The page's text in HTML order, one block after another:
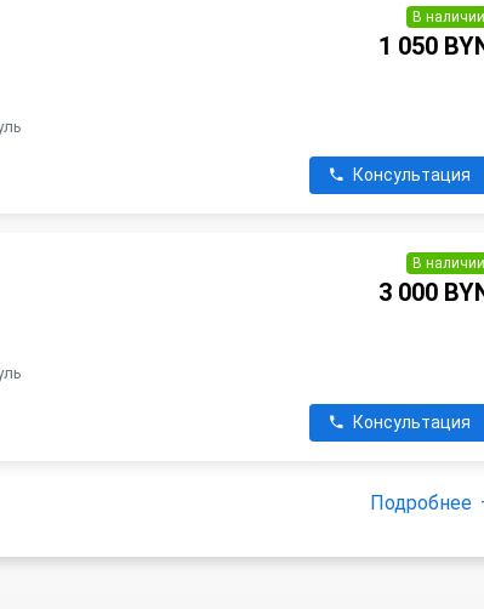
В наличии
1 050
Консультация
В наличии
3 000
Консультация
Подробнее